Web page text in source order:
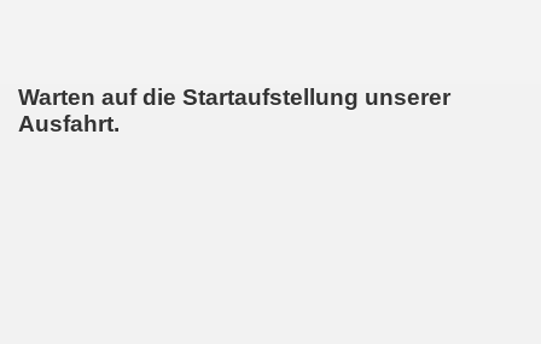
Warten auf die Startaufstellung unserer
Ausfahrt.